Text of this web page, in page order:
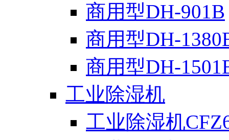
商用型DH-901B
商用型DH-
商用型DH-
工业除湿机
工业除湿机